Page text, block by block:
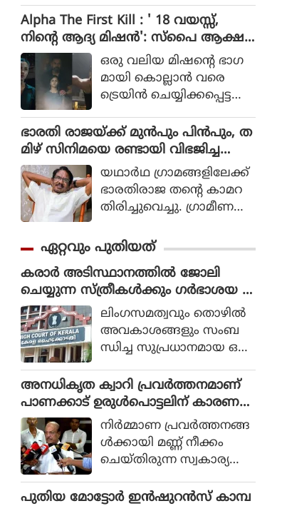
Alpha The First Kill : ' 18 വയസ്സ്,
നിന്റെ ആദ്യ മിഷന്‍': സ്‌പൈ ആക്ഷ
ന്‍ ചിത്രത്തില്‍ നായികയായി ആലിയ,
ആല്‍ഫ ടീസര്‍ പുറത്ത്
ഒരു വലിയ മിഷന്റെ ഭാഗ
മായി കൊല്ലാന്‍ വരെ
ട്രെയിന്‍ ചെയ്യിക്കപ്പെട്ട
ലിയ സിനിമയിലെത്തുന്ന
ത്.
ഭാരതി രാജയ്ക്ക് മുൻപും പിൻപും, ത
മിഴ് സിനിമയെ രണ്ടായി വിഭജിച്ച
സംവിധായകൻ, ഭാരതി രാജ വിട പറ
യുമ്പോൾ
യഥാര്‍ഥ ഗ്രാമങ്ങളിലേക്ക്
ഭാരതിരാജ തന്റെ കാമറ
തിരിച്ചുവെച്ചു. ഗ്രാമീണ
യായ തലത്തില്‍ ആ
വിഷ്‌കരിച്ചുകൊണ്ടാണ്
ഭാരതിരാജ വിപ്ലവം
തീര്‍ത്തത്.
ഏറ്റവും പുതിയത്
കരാര്‍ അടിസ്ഥാനത്തില്‍ ജോലി
ചെയ്യുന്ന സ്ത്രീകള്‍ക്കും ഗര്‍ഭാശയ ശ
സ്ത്രക്രിയയ്ക്ക് ശമ്പളത്തോടുകൂടിയ
അവധി അനുവദിച്ച് കേരള
ഹൈക്കോടതി
ലിംഗസമത്വവും തൊഴില്‍
അവകാശങ്ങളും സംബ
ന്ധിച്ച സുപ്രധാനമായ ഒരു
സഹായത്തോടെയുള്ള പ
ദ്ധതികളില്‍ കരാര്‍ അ
ടിസ്ഥാനത്തില്‍ ജോലി
ചെയ്യുന്ന സ്ത്രീകള്‍ക്ക് ഗ
ര്‍ഭാശയ ശസ്ത്രക്രിയ
യെത്തുടര്‍ന്ന് (hysterecto
my) ശമ്പളത്തോടുകൂടിയ
ചികിത്സാ അവധിക്ക് അ
അനധികൃത ക്വാറി പ്രവര്‍ത്തനമാണ്
പാണക്കാട് ഉരുള്‍പൊട്ടലിന് കാരണ
മായതെന്ന് മന്ത്രി പികെ
കുഞ്ഞാലിക്കുട്ടി
നിര്‍മ്മാണ പ്രവര്‍ത്തനങ്ങ
ള്‍ക്കായി മണ്ണ് നീക്കം
ചെയ്തിരുന്ന സ്വകാര്യ
ഭാഗം കനത്ത മഴയെത്തുട
പുതിയ മോട്ടോർ ഇൻഷുറൻസ് കാമ്പ